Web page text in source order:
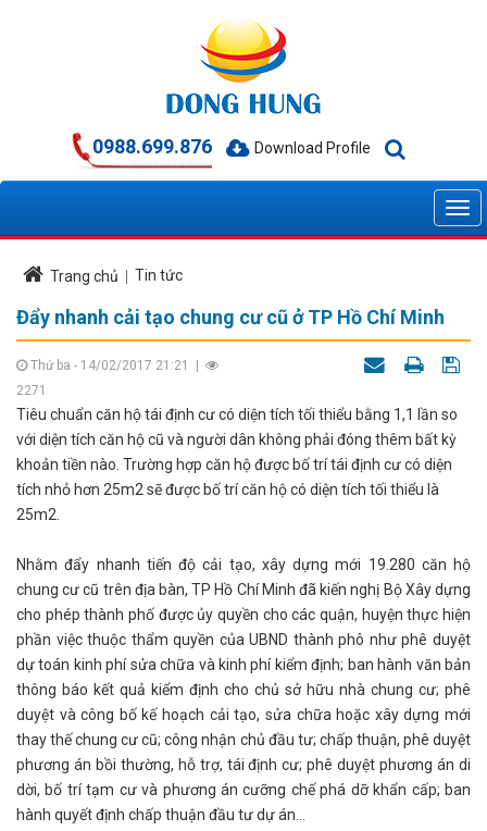
0988.699.876 Download Profile
Trang chủ Tin tức
Đẩy nhanh cải tạo chung cư cũ ở TP Hồ Chí Minh
Thứ ba - 14/02/2017 21:21
2271
Tiêu chuẩn căn hộ tái định cư có diện tích tối thiểu bằng 1,1 lần so
với diện tích căn hộ cũ và người dân không phải đóng thêm bất kỳ
khoản tiền nào. Trường hợp căn hộ được bố trí tái định cư có diện
tích nhỏ hơn 25m2 sẽ được bố trí căn hộ có diện tích tối thiểu là
25m2.
Nhằm đẩy nhanh tiến độ cải tạo, xây dựng mới 19.280 căn hộ
chung cư cũ trên địa bàn, TP Hồ Chí Minh đã kiến nghị Bộ Xây dựng
cho phép thành phố được ủy quyền cho các quận, huyện thực hiện
phần việc thuộc thẩm quyền của UBND thành phô như phê duyệt
dự toán kinh phí sửa chữa và kinh phí kiểm định; ban hành văn bản
thông báo kết quả kiểm định cho chủ sở hữu nhà chung cư; phê
duyệt và công bố kế hoạch cải tạo, sửa chữa hoặc xây dựng mới
thay thế chung cư cũ; công nhận chủ đầu tư; chấp thuận, phê duyệt
phương án bồi thường, hỗ trợ, tái định cư; phê duyệt phương án di
dời, bố trí tạm cư và phương án cưỡng chế phá dỡ khẩn cấp; ban
hành quyết định chấp thuận đầu tư dự án…